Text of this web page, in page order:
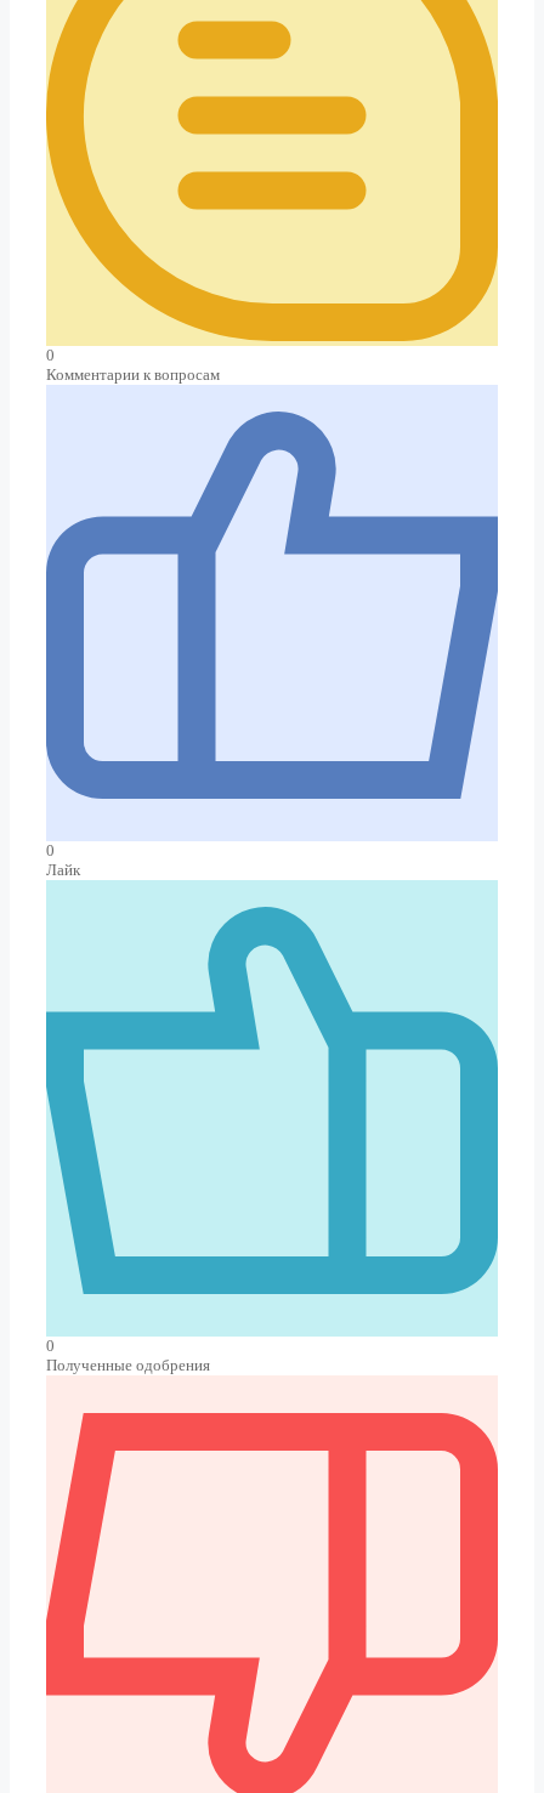
0
Комментарии к вопросам
0
Лайк
0
Полученные одобрения